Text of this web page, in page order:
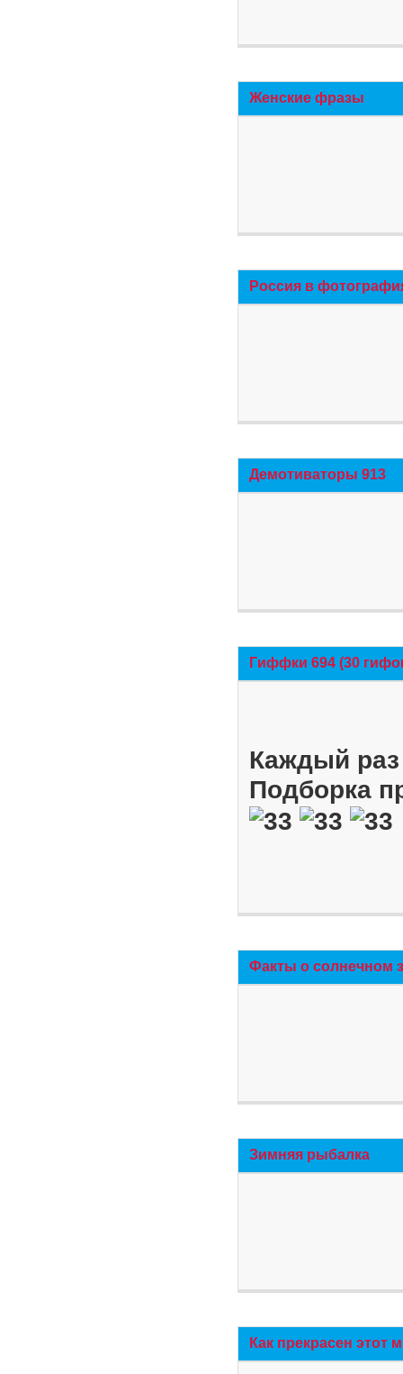
Женские фразы
Россия в
Демотиваторы 913
Гиффки 694 (30
Каждый
Подборка
Факты о солнечном
Зимняя рыбалка
Как прекрасен этот